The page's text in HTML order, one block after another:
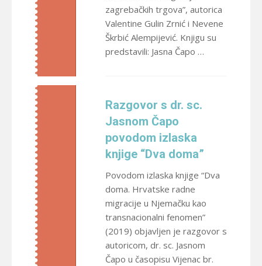
zagrebačkih trgova”, autorica
Valentine Gulin Zrnić i Nevene
Škrbić Alempijević. Knjigu su
predstavili: Jasna Čapo …
Razgovor s dr. sc.
Jasnom Čapo
povodom izlaska
knjige “Dva doma”
Povodom izlaska knjige “Dva
doma. Hrvatske radne
migracije u Njemačku kao
transnacionalni fenomen”
(2019) objavljen je razgovor s
autoricom, dr. sc. Jasnom
Čapo u časopisu Vijenac br.